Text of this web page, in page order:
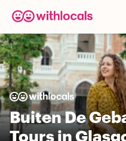
Buiten De
Tours in